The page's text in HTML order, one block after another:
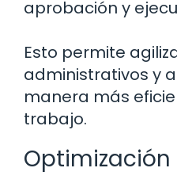
aprobación y
Esto permite
administrativos y
manera más
trabajo.
Optimización